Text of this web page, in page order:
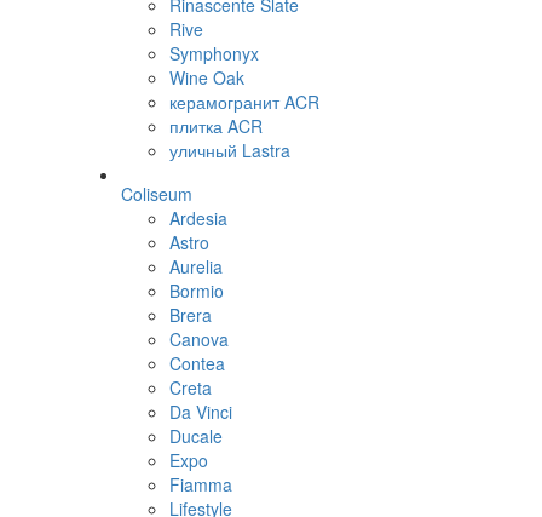
Rinascente Slate
Rive
Symphonyx
Wine Oak
керамогранит ACR
плитка ACR
уличный Lastra
Coliseum
Ardesia
Astro
Aurelia
Bormio
Brera
Canova
Contea
Creta
Da Vinci
Ducale
Expo
Fiamma
Lifestyle